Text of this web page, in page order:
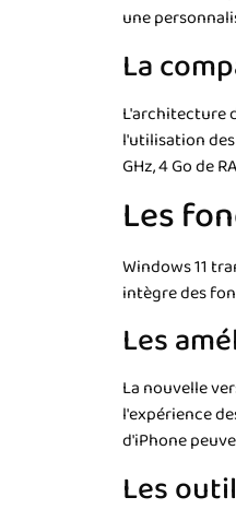
une
La
L'architecture
l'utilisation
GHz, 4 Go de
Les
Windows 11
intègre des
Les
La nouvelle
l'expérience
d'iPhone
Les